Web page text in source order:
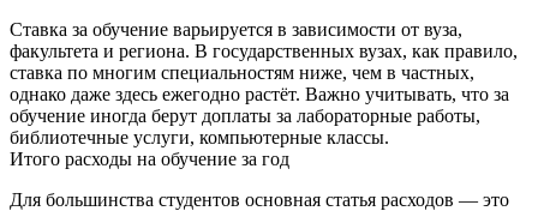
Ставка за обучение варьируется в зависимости от вуза,
факультета и региона. В государственных вузах, как правило,
ставка по многим специальностям ниже, чем в частных,
однако даже здесь ежегодно растёт. Важно учитывать, что за
обучение иногда берут доплаты за лабораторные работы,
библиотечные услуги, компьютерные классы.
Итого расходы на обучение за год
Для большинства студентов основная статья расходов — это